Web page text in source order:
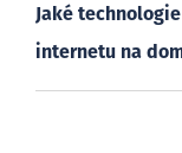
Jaké
internetu na